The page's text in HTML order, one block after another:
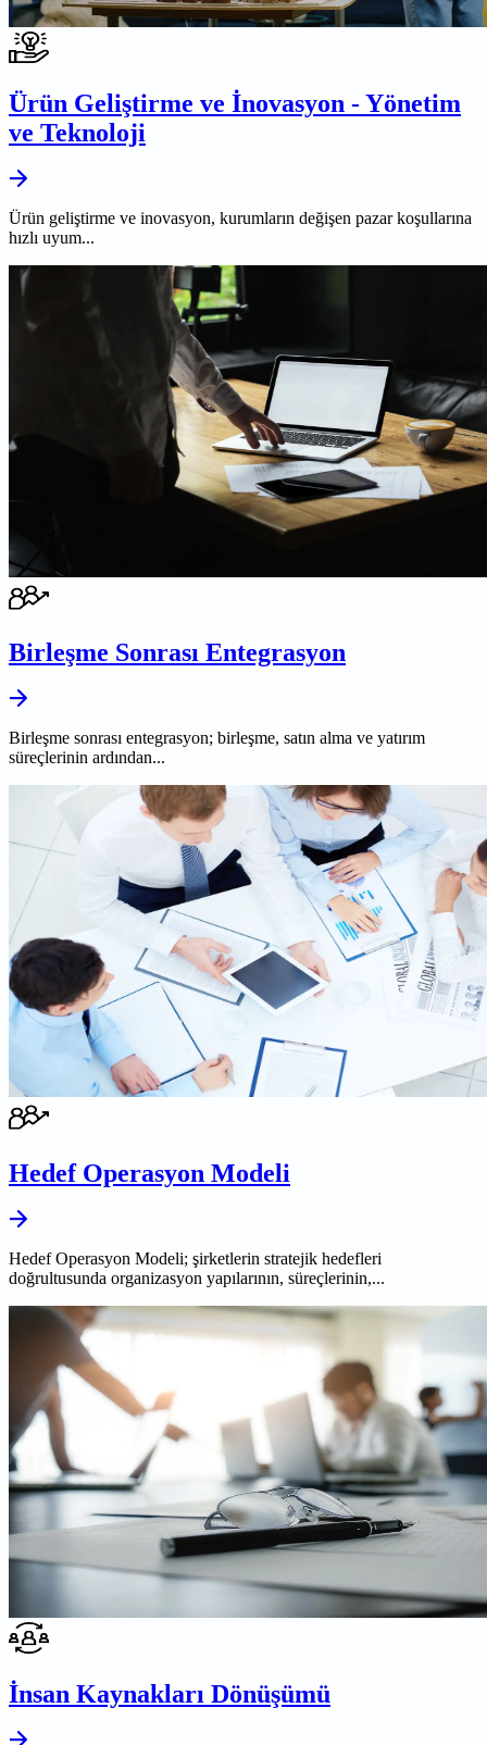
Ürün Geliştirme ve İnovasyon - Yönetim
ve Teknoloji
Ürün geliştirme ve inovasyon, kurumların değişen pazar koşullarına
hızlı uyum...
Birleşme Sonrası Entegrasyon
Birleşme sonrası entegrasyon; birleşme, satın alma ve yatırım
süreçlerinin ardından...
Hedef Operasyon Modeli
Hedef Operasyon Modeli; şirketlerin stratejik hedefleri
doğrultusunda organizasyon yapılarının, süreçlerinin,...
İnsan Kaynakları Dönüşümü